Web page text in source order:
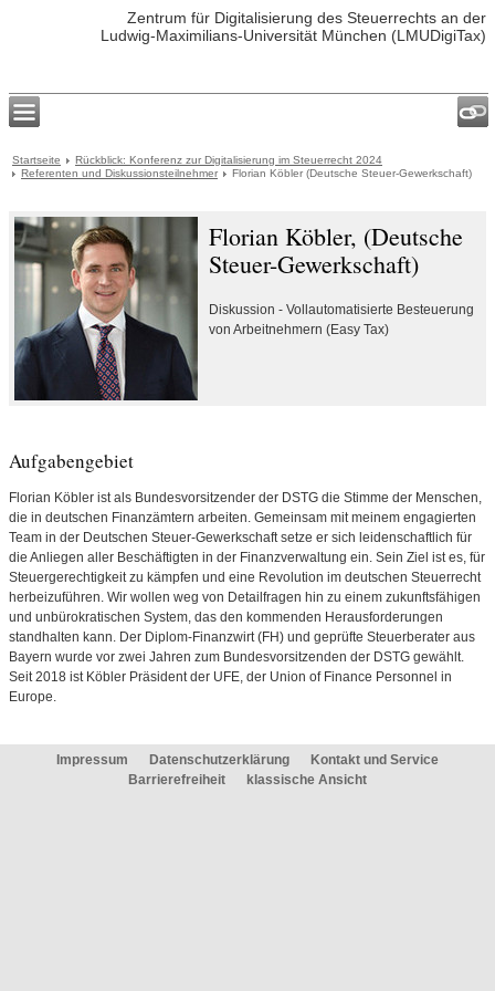
Zentrum für Digitalisierung des Steuerrechts an der
Ludwig-Maximilians-Universität München (LMUDigiTax)
Startseite
Rückblick: Konferenz zur Digitalisierung im Steuerrecht 2024
Referenten und Diskussionsteilnehmer
Florian Köbler (Deutsche Steuer-Gewerkschaft)
Florian Köbler, (Deutsche
Steuer-Gewerkschaft)
Diskussion - Vollautomatisierte Besteuerung
von Arbeitnehmern (Easy Tax)
Aufgabengebiet
Florian Köbler ist als Bundesvorsitzender der DSTG die Stimme der Menschen,
die in deutschen Finanzämtern arbeiten. Gemeinsam mit meinem engagierten
Team in der Deutschen Steuer-Gewerkschaft setze er sich leidenschaftlich für
die Anliegen aller Beschäftigten in der Finanzverwaltung ein. Sein Ziel ist es, für
Steuergerechtigkeit zu kämpfen und eine Revolution im deutschen Steuerrecht
herbeizuführen. Wir wollen weg von Detailfragen hin zu einem zukunftsfähigen
und unbürokratischen System, das den kommenden Herausforderungen
standhalten kann. Der Diplom-Finanzwirt (FH) und geprüfte Steuerberater aus
Bayern wurde vor zwei Jahren zum Bundesvorsitzenden der DSTG gewählt.
Seit 2018 ist Köbler Präsident der UFE, der Union of Finance Personnel in
Europe.
Impressum Datenschutzerklärung
Kontakt und Service
Barrierefreiheit
klassische Ansicht